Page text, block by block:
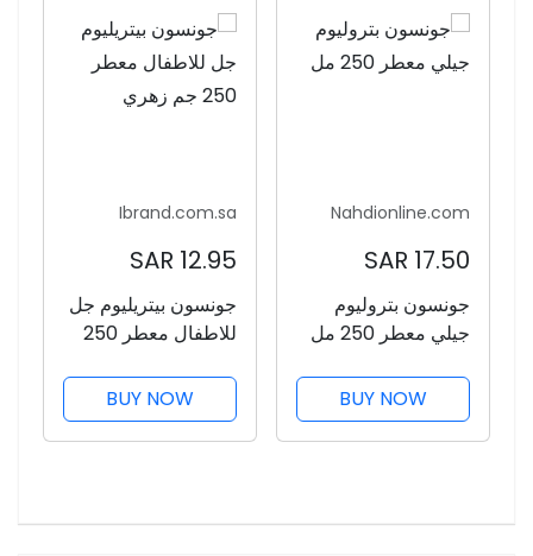
Nahdionline.com
17.50 SAR
جونسون بتروليوم
جيلي معطر 250 مل
BUY NOW
Ibrand.com.sa
12.95 SAR
جونسون بيتريليوم جل
للاطفال معطر 250
BUY NOW